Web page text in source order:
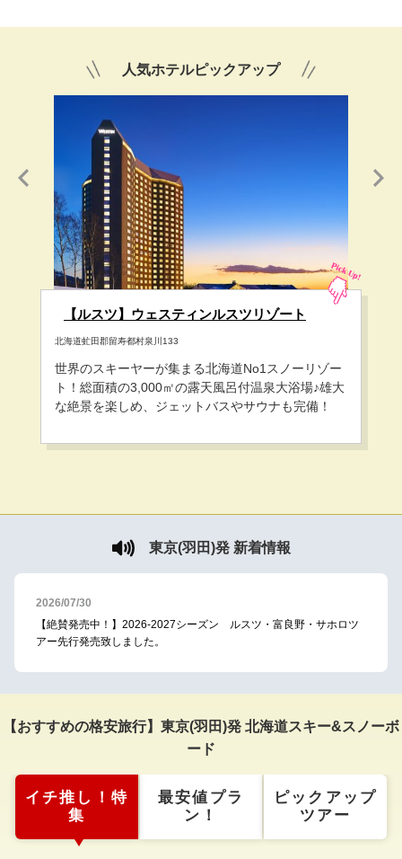
人気ホテルピックアップ
【ルスツ】ウェスティンルスツリゾート
北海道虻田郡留寿都村泉川133
世界のスキーヤーが集まる北海道No1スノーリゾー
ト！総面積の3,000㎡の露天風呂付温泉大浴場♪雄大
な絶景を楽しめ、ジェットバスやサウナも完備！
東京(羽田)発 新着情報
2026/07/30
【絶賛発売中！】2026-2027シーズン ルスツ・富良野・サホロツ
アー先行発売致しました。
【おすすめの格安旅行】東京(羽田)発 北海道スキー&スノーボ
ード
イチ推し！特
集
最安値プラ
ン！
ピックアップ
ツアー